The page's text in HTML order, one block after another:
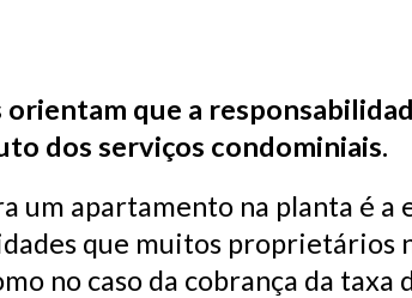
que a
dos serviços condominiais.
um apartamento na planta é a
que muitos proprietários
no caso da cobrança da taxa